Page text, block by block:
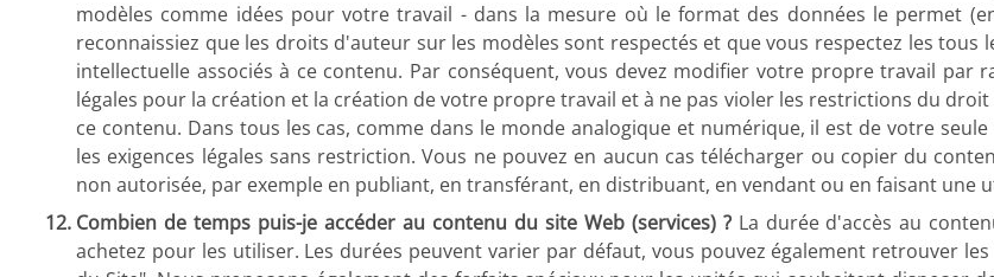
modèles comme idées pour votre travail - dans la mesure où le format des données le permet
reconnaissiez que les droits d'auteur sur les modèles sont respectés et que vous respectez les
intellectuelle associés à ce contenu. Par conséquent, vous devez modifier votre propre travail par
légales pour la création et la création de votre propre travail et à ne pas violer les restrictions du
ce contenu. Dans tous les cas, comme dans le monde analogique et numérique, il est de votre
les exigences légales sans restriction. Vous ne pouvez en aucun cas télécharger ou copier du
non autorisée, par exemple en publiant, en transférant, en distribuant, en vendant ou en faisant une
Combien de temps puis-je accéder au contenu du site Web (services) ?La durée d'accès au
achetez pour les utiliser. Les durées peuvent varier par défaut, vous pouvez également retrouver